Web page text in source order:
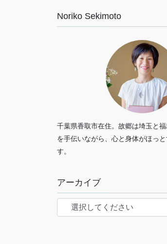
Noriko Sekimoto
千葉県香取市在住。故郷は埼玉と
を手伝いながら、心と身体がほっ
す。
アーカイブ